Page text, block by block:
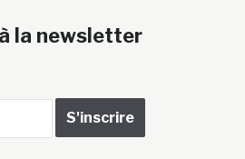
la newsletter